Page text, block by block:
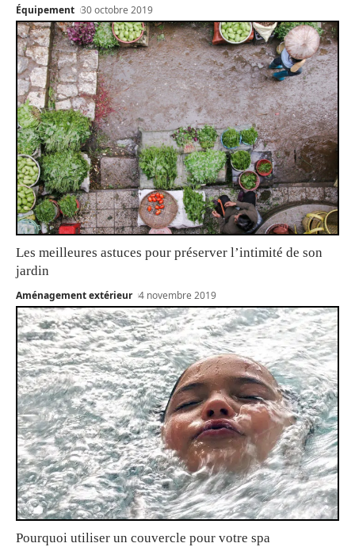
Équipement 30 octobre 2019
Les meilleures astuces pour préserver l’intimité de son
jardin
Aménagement extérieur 4 novembre 2019
Pourquoi utiliser un couvercle pour votre spa